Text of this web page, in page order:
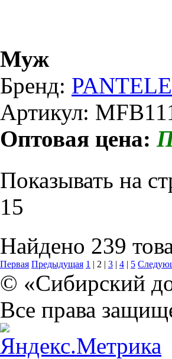
Муж
Бренд:
Артикул:
Оптовая цена:
Показывать на
15
Найдено 239
Первая Предыдущая 1 | 2 | 3 | 4 | 5
© «Сибирский
Все права